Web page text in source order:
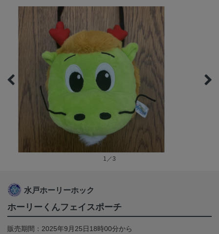
1／3
水戸ホーリーホック
ホーリーくんフェイスポーチ
販売期間：2025年9月25日18時00分から